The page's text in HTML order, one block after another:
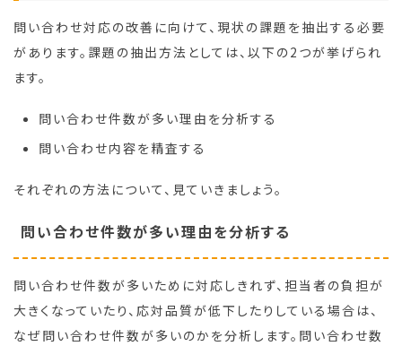
問い合わせ対応の改善に向けて、現状の課題を抽出する必要
があります。課題の抽出方法としては、以下の2つが挙げられ
ます。
問い合わせ件数が多い理由を分析する
問い合わせ内容を精査する
それぞれの方法について、見ていきましょう。
問い合わせ件数が多い理由を分析する
問い合わせ件数が多いために対応しきれず、担当者の負担が
大きくなっていたり、応対品質が低下したりしている場合は、
なぜ問い合わせ件数が多いのかを分析します。問い合わせ数